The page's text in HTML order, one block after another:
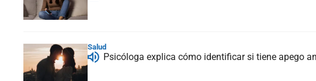
Salud
Psicóloga explica cómo identificar si tiene apego